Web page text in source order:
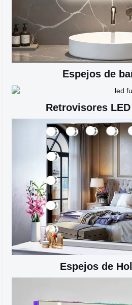
Espejos de
Retrovisores
Espejos de